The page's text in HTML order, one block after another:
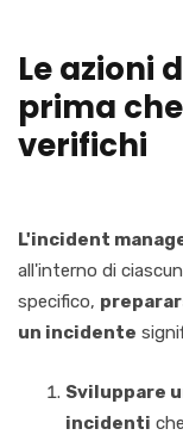
Le azioni
prima
verifichi
L'incident
all'interno di
specifico,
un incidente
Sviluppare
incidenti